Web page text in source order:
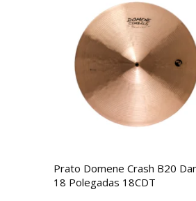
Prato Domene Crash B20
18 Polegadas 18CDT